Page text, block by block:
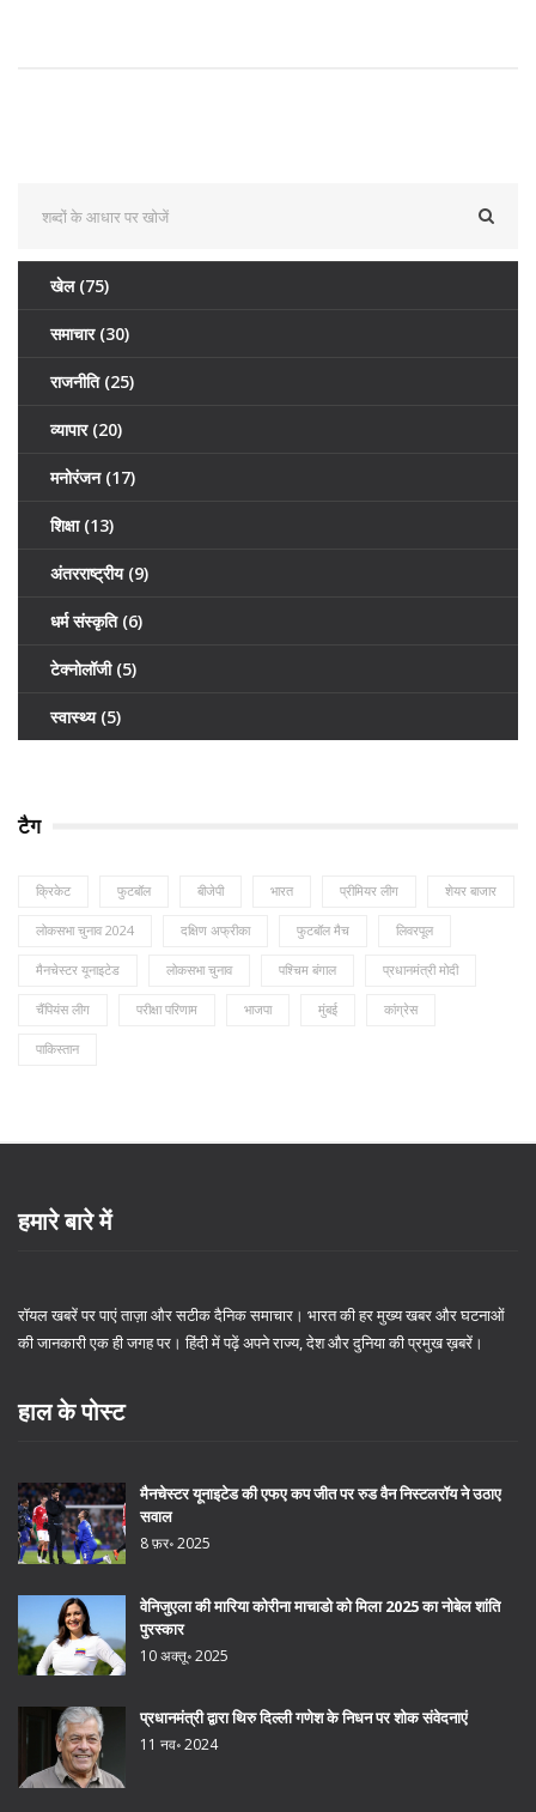
खेल (75)
समाचार (30)
राजनीति (25)
व्यापार (20)
मनोरंजन (17)
शिक्षा (13)
अंतरराष्ट्रीय (9)
धर्म संस्कृति (6)
टेक्नोलॉजी (5)
स्वास्थ्य (5)
टैग
क्रिकेट फुटबॉल बीजेपी भारत प्रीमियर लीग शेयर बाजार
लोकसभा चुनाव 2024 दक्षिण अफ्रीका फुटबॉल मैच लिवरपूल
मैनचेस्टर यूनाइटेड लोकसभा चुनाव पश्चिम बंगाल प्रधानमंत्री मोदी
चैंपियंस लीग परीक्षा परिणाम भाजपा मुंबई कांग्रेस
पाकिस्तान
हमारे बारे में
रॉयल खबरें पर पाएं ताज़ा और सटीक दैनिक समाचार। भारत की हर मुख्य खबर और घटनाओं
की जानकारी एक ही जगह पर। हिंदी में पढ़ें अपने राज्य, देश और दुनिया की प्रमुख ख़बरें।
हाल के पोस्ट
मैनचेस्टर यूनाइटेड की एफए कप जीत पर रुड वैन निस्टलरॉय ने उठाए
सवाल
8 फ़र॰ 2025
वेनिजुएला की मारिया कोरीना माचाडो को मिला 2025 का नोबेल शांति
पुरस्कार
10 अक्तू॰ 2025
प्रधानमंत्री द्वारा थिरु दिल्ली गणेश के निधन पर शोक संवेदनाएं
11 नव॰ 2024